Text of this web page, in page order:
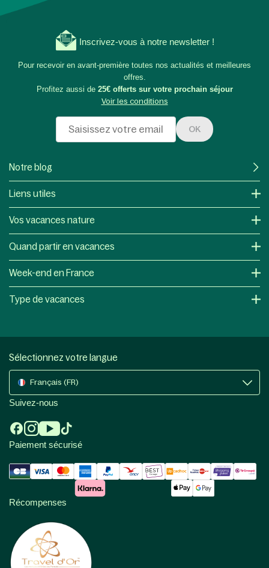
Inscrivez-vous à notre newsletter !
Pour recevoir en avant-première toutes nos actualités et meilleures
offres.
Profitez aussi de 25€ offerts sur votre prochain séjour
Voir les conditions
OK
Notre blog
Liens utiles
Vos vacances nature
Quand partir en vacances
Week-end en France
Type de vacances
Sélectionnez votre langue
Français (FR)
Suivez-nous
Paiement sécurisé
Récompenses